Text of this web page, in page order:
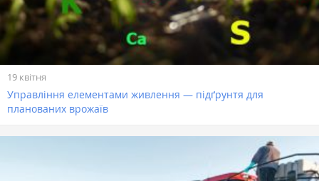
19 квітня
Управління елементами живлення — підґрунтя для
планованих врожаїв